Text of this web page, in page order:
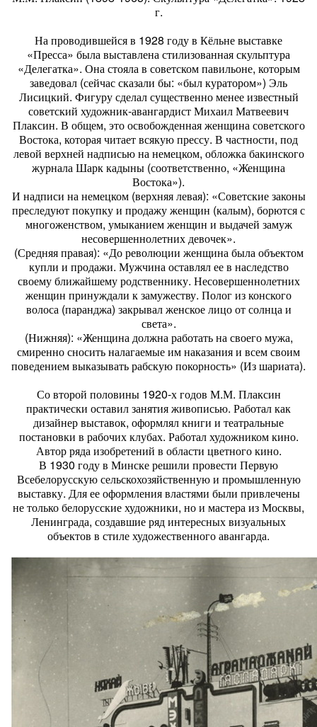
г.
На проводившейся в 1928 году в Кёльне выставке
«Пресса» была выставлена стилизованная скульптура
«Делегатка». Она стояла в советском павильоне, которым
заведовал (сейчас сказали бы: «был куратором») Эль
Лисицкий. Фигуру сделал существенно менее известный
советский художник-авангардист Михаил Матвеевич
Плаксин. В общем, это освобожденная женщина советского
Востока, которая читает всякую прессу. В частности, под
левой верхней надписью на немецком, обложка бакинского
журнала Шарк кадыны (соответственно, «Женщина
Востока»).
И надписи на немецком (верхняя левая): «Советские законы
преследуют покупку и продажу женщин (калым), борются с
многоженством, умыканием женщин и выдачей замуж
несовершеннолетних девочек».
(Средняя правая): «До революции женщина была объектом
купли и продажи. Мужчина оставлял ее в наследство
своему ближайшему родственнику. Несовершеннолетних
женщин принуждали к замужеству. Полог из конского
волоса (паранджа) закрывал женское лицо от солнца и
света».
(Нижняя): «Женщина должна работать на своего мужа,
смиренно сносить налагаемые им наказания и всем своим
поведением выказывать рабскую покорность» (Из шариата).
Со второй половины 1920-х годов М.М. Плаксин
практически оставил занятия живописью. Работал как
дизайнер выставок, оформлял книги и театральные
постановки в рабочих клубах. Работал художником кино.
Автор ряда изобретений в области цветного кино.
В 1930 году в Минске решили провести Первую
Всебелорусскую сельскохозяйственную и промышленную
выставку. Для ее оформления властями были привлечены
не только белорусские художники, но и мастера из Москвы,
Ленинграда, создавшие ряд интересных визуальных
объектов в стиле художественного авангарда.